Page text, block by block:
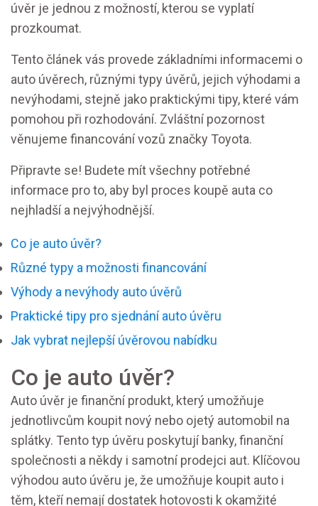
úvěr je jednou z možností, kterou se vyplatí
prozkoumat.
Tento článek vás provede základními informacemi o
auto úvěrech, různými typy úvěrů, jejich výhodami a
nevýhodami, stejně jako praktickými tipy, které vám
pomohou při rozhodování. Zvláštní pozornost
věnujeme financování vozů značky Toyota.
Připravte se! Budete mít všechny potřebné
informace pro to, aby byl proces koupě auta co
nejhladší a nejvýhodnější.
Co je auto úvěr?
Různé typy a možnosti financování
Výhody a nevýhody auto úvěrů
Praktické tipy pro sjednání auto úvěru
Jak vybrat nejlepší úvěrovou nabídku
Co je auto úvěr?
Auto úvěr je finanční produkt, který umožňuje
jednotlivcům koupit nový nebo ojetý automobil na
splátky. Tento typ úvěru poskytují banky, finanční
společnosti a někdy i samotní prodejci aut. Klíčovou
výhodou auto úvěru je, že umožňuje koupit auto i
těm, kteří nemají dostatek hotovosti k okamžité